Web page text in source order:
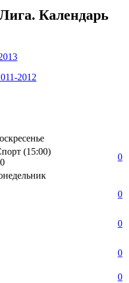
Календарь
2012
0
0
0
0
0